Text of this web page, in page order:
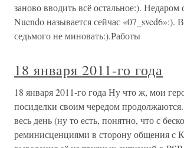
заново вводить всё остальное:). Недаром
Nuendo называется сейчас «07_sved6»:).
седьмого не миновать:).Работы
18 января 2011-го года
18 января 2011-го года Ну что ж, мои
посиделки своим чередом
весь день (ну то есть, понятно, что с
реминисценциями в сторону общения с